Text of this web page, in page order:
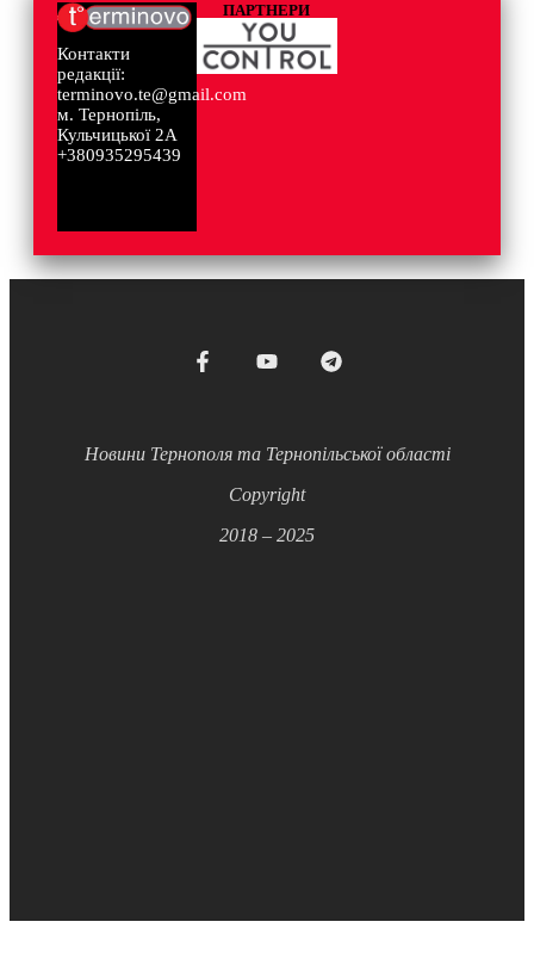
Контакти
редакції:
terminovo.te@gmail.com
м. Тернопіль,
Кульчицької 2А
+380935295439
ПАРТНЕРИ
Новини Тернополя та Тернопільської області
Copyright
2018 – 2025